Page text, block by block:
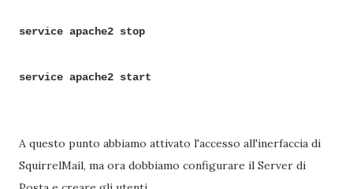
service apache2 stop
service apache2 start
A questo punto abbiamo attivato l'accesso all'inerfaccia di
SquirrelMail, ma ora dobbiamo configurare il Server di